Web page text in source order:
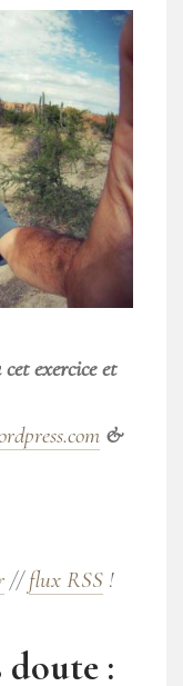
exercice et
&
//flux RSS !
doute :